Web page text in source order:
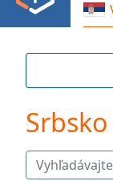
Backward
Skip
Mute
Time0:00
Duration-:-